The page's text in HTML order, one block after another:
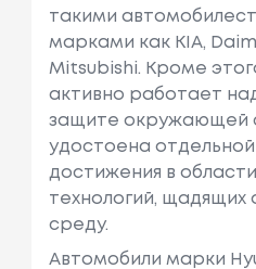
такими
марками как KIA,
Mitsubishi. Кроме
активно работает
защите окружающей
удостоена
достижения в
технологий,
среду.
Автомобили марки